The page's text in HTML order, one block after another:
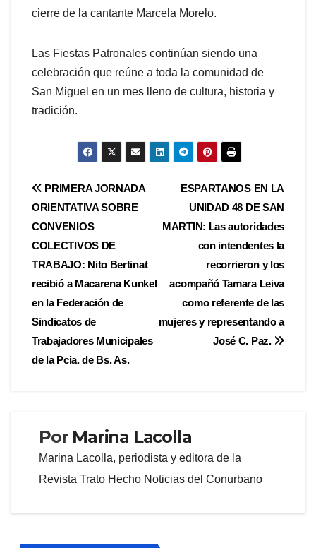
cierre de la cantante Marcela Morelo.
Las Fiestas Patronales continúan siendo una
celebración que reúne a toda la comunidad de
San Miguel en un mes lleno de cultura, historia y
tradición.
Navegación
de
entradas
ESPARTANOS EN LA
UNIDAD 48 DE SAN
MARTIN: Las autoridades
con intendentes la
recorrieron y los
acompañó Tamara Leiva
como referente de las
mujeres y representando a
José C. Paz.
PRIMERA JORNADA
ORIENTATIVA SOBRE
CONVENIOS
COLECTIVOS DE
TRABAJO: Nito Bertinat
recibió a Macarena Kunkel
en la Federación de
Sindicatos de
Trabajadores Municipales
de la Pcia. de Bs. As.
Por Marina Lacolla
Marina Lacolla, periodista y editora de la
Revista Trato Hecho Noticias del Conurbano